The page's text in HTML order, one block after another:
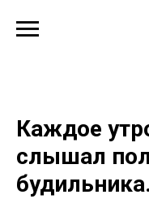
Каждое
слышал
будильника.